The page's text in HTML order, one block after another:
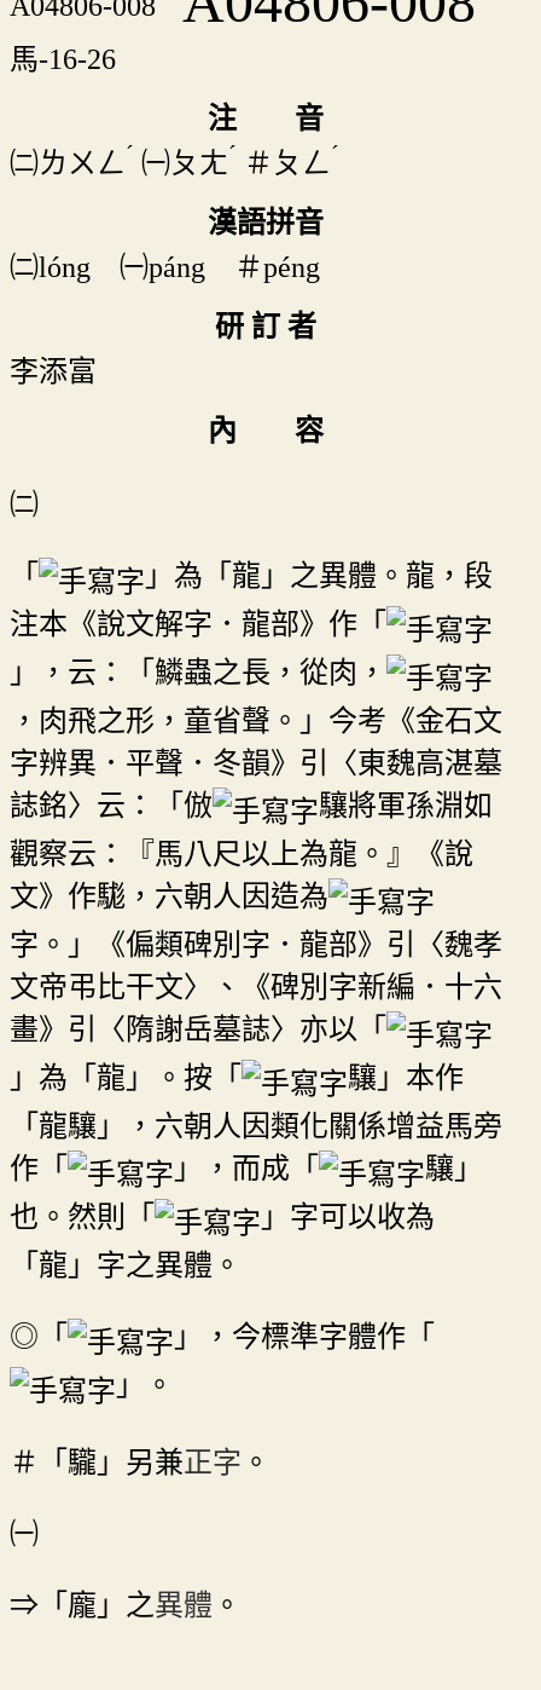
馬-16-26
注 音
㈡ㄌㄨㄥˊ ㈠ㄆㄤˊ ＃ ㄆㄥˊ
漢語拼音
㈡lóng ㈠páng ＃péng
研 訂 者
李添富
內 容
㈡
「
」為「龍」之異體。龍，段
注本《說文解字．龍部》作「
」，云：「鱗蟲之長，從肉，
，肉飛之形，童省聲。」今考《金石文
字辨異．平聲．冬韻》引〈東魏高湛墓
誌銘〉云：「倣
驤將軍孫淵如
觀察云：『馬八尺以上為龍。』《說
文》作駹，六朝人因造為
字。」《偏類碑別字．龍部》引〈魏孝
文帝弔比干文〉、《碑別字新編．十六
畫》引〈隋謝岳墓誌〉亦以「
」為「龍」。按「
驤」本作
「龍驤」，六朝人因類化關係增益馬旁
作「
」，而成「
驤」
也。然則「
」字可以收為
「龍」字之異體。
◎「
」，今標準字體作「
」。
＃「䮾」另兼正字 。
㈠
⇒「龐」之異體 。